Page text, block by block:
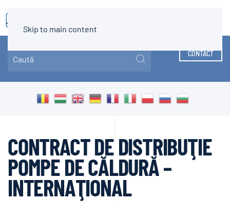
Skip to main content
CONTACT
CONTRACT DE DISTRIBUŢIE
POMPE DE CĂLDURĂ –
INTERNAŢIONAL